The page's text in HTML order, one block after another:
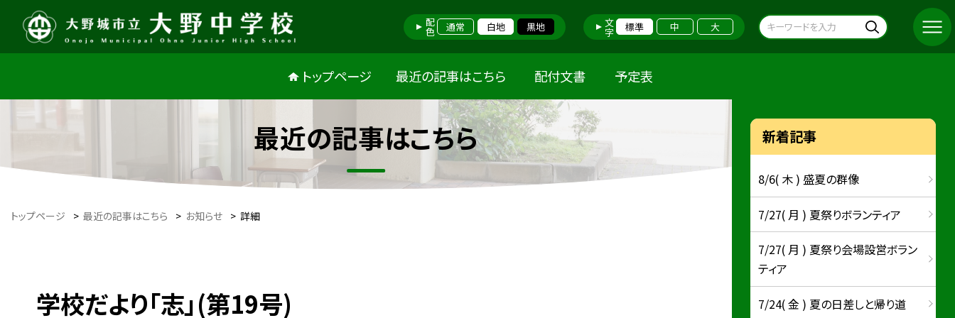
配色 通常 白地 黒地 文字 標準 中 大
トップページ 最近の記事はこちら 配付文書 予定表
最近の記事はこちら
トップページ > 最近の記事はこちら > お知らせ > 詳細
学校だより「志」(第19号)
新着記事
8/6( 木 ) 盛夏の群像
7/27( 月 ) 夏祭りボランティア
7/27( 月 ) 夏祭り会場設営ボラン
ティア
7/24( 金 ) 夏の日差しと帰り道